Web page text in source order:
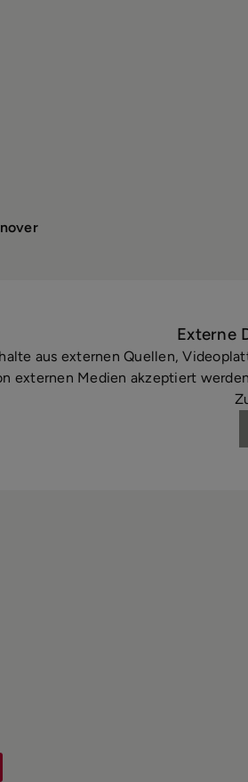
Externe
aus externen Quellen,
externen Medien akzeptiert